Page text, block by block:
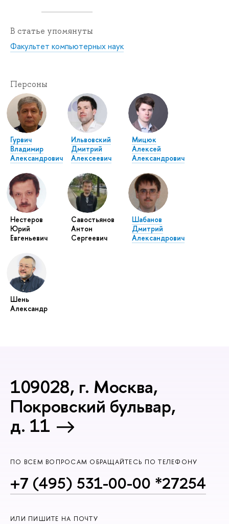
В статье упомянуты
Факультет компьютерных наук
Персоны
Гурвич
Владимир
Александрович
Ильвовский
Дмитрий
Алексеевич
Мицюк
Алексей
Александрович
Нестеров
Юрий
Евгеньевич
Савостьянов
Антон
Сергеевич
Шабанов
Дмитрий
Александрович
Шень
Александр
109028, г. Москва,
Покровский бульвар,
д. 11
ПО ВСЕМ ВОПРОСАМ ОБРАЩАЙТЕСЬ ПО ТЕЛЕФОНУ
+7 (495) 531-00-00 *27254
ИЛИ ПИШИТЕ НА ПОЧТУ